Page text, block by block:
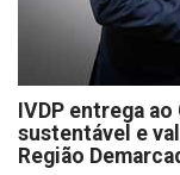
IVDP entrega
sustentável e
Região